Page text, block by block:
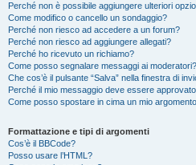
Perché non è possibile aggiungere ulteriori
Come modifico o cancello un sondaggio?
Perché non riesco ad accedere a un forum?
Perché non riesco ad aggiungere allegati?
Perché ho ricevuto un richiamo?
Come posso segnalare messaggi ai moderatori?
Che cos’è il pulsante “Salva” nella finestra di
Perché il mio messaggio deve essere
Come posso spostare in cima un mio
Formattazione e tipi di argomenti
Cos’è il BBCode?
Posso usare l’HTML?